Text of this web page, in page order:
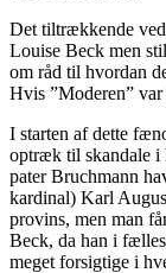
Det tiltrækkende ved
Louise Beck men
om råd til hvordan
Hvis ”Moderen” var
I starten af dette
optræk til skandale i
pater Bruchmann
kardinal) Karl
provins, men man
Beck, da han i
meget forsigtige i